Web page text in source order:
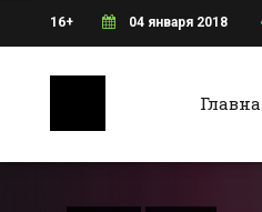
16+ 04 января 2018